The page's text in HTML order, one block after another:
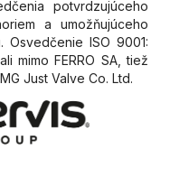
potvrdzujúceho
a umožňujúceho
Osvedčenie ISO 9001:
mimo FERRO SA, tiež
Just Valve Co. Ltd.